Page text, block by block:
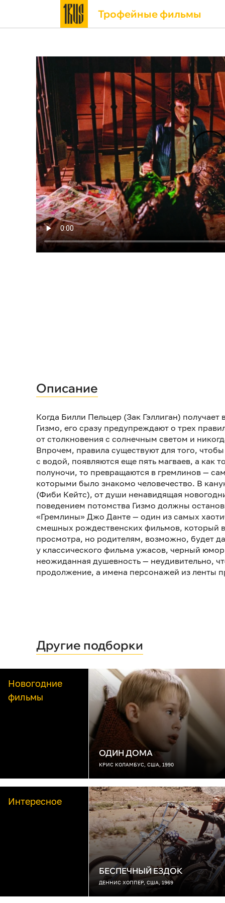
Трофейные фильмы
Описание
Когда Билли Пельцер (Зак Гэллиган) получает
Гизмо, его сразу предупреждают о трех
от столкновения с солнечным светом и
Впрочем, правила существуют для того,
с водой, появляются еще пять магваев, а как
полуночи, то превращаются в гремлинов —
которыми было знакомо человечество. В
(Фиби Кейтс), от души ненавидящая
поведением потомства Гизмо должны
«Гремлины» Джо Данте — один из самых
смешных рождественских фильмов, который
просмотра, но родителям, возможно, будет
у классического фильма ужасов, черный
неожиданная душевность — неудивительно,
продолжение, а имена персонажей из ленты
Другие подборки
Новогодние
фильмы
ОДИН ДОМА
КРИС КОЛАМБУС, США, 1990
Интересное
БЕСПЕЧНЫЙ ЕЗДОК
ДЕННИС ХОППЕР, США, 1969